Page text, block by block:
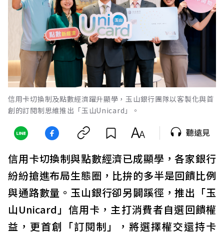
信用卡切換制及點數經濟躍升顯學，玉山銀行團隊以客製化與首
創的訂閱制思維推出「玉山Unicard」。
聽遠見
信用卡切換制與點數經濟已成顯學，各家銀行
紛紛搶進布局生態圈，比拚的多半是回饋比例
與通路數量。玉山銀行卻另闢蹊徑，推出「玉
山Unicard」信用卡，主打消費者自選回饋權
益，更首創「訂閱制」，將選擇權交還持卡